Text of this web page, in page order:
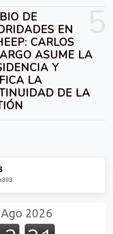
DE
EN
CARLOS
ASUME LA
Y
LA
DE LA